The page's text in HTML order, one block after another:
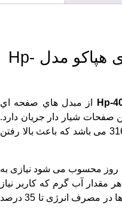
مبدل حرارتی صفحه ای هپاکو مدل Hp-
Hp-
از مبدل هاي صفحه اي
شيار دار جريان دارد.
جنس این مبدل ها از استنلس استیل 316 می باشد که باعث بالا رفتن
روز محسوب می شود نیازی به
مقدار آب گرم که کاربر نیاز
دارد در اختیارش می گذارد. این مبدل ها در مصرف انرژی تا 35 درصد